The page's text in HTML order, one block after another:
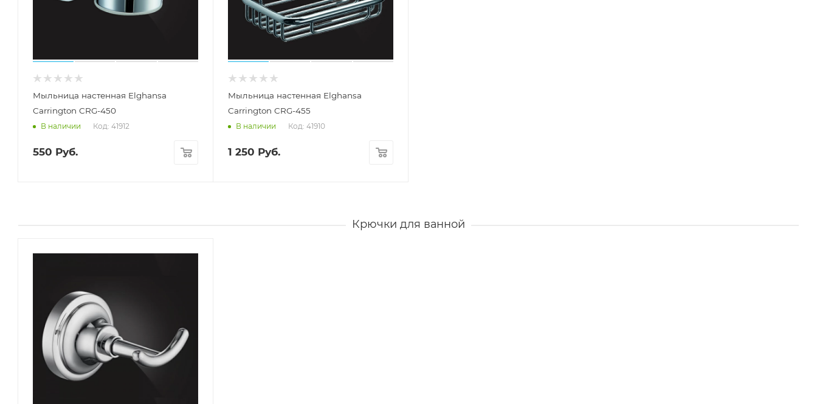
Мыльница настенная Elghansa
Carrington CRG-450
В наличии Код: 41912
550 Руб.
Мыльница настенная Elghansa
Carrington CRG-455
В наличии Код: 41910
1 250 Руб.
Крючки для ванной